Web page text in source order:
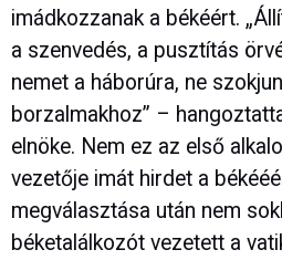
imádkozzanak a békéért.
a szenvedés, a pusztítás
nemet a háborúra, ne
borzalmakhoz” –
elnöke. Nem ez az első
vezetője imát hirdet a
megválasztása után nem
béketalálkozót vezetett a